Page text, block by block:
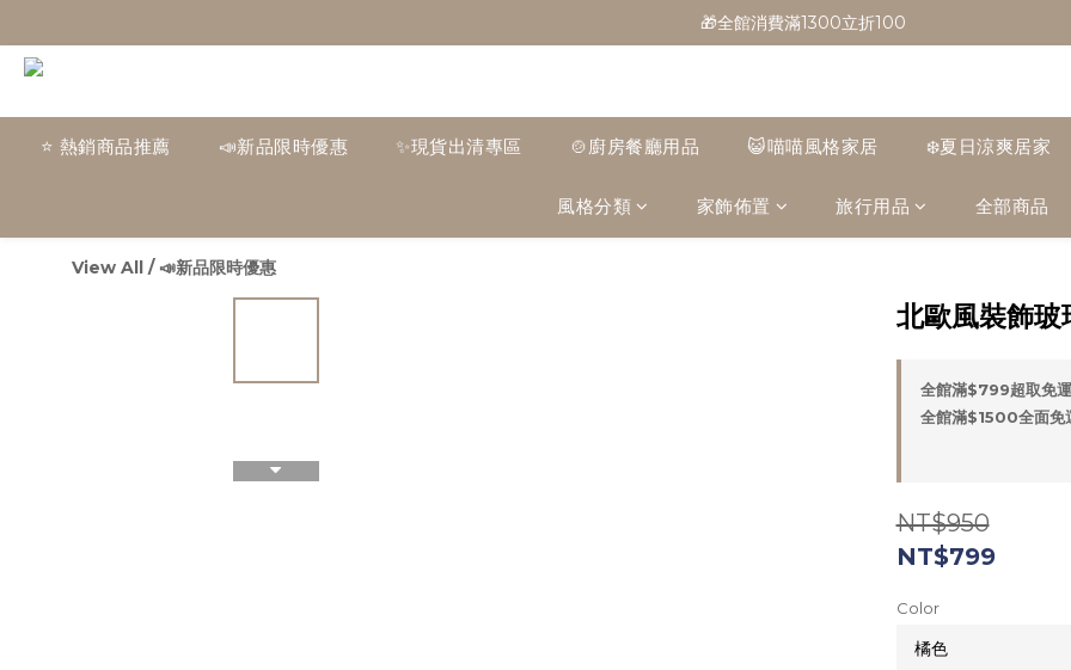
🎁全館消費滿1300立折100
🎁全館消費滿1300立折100
🚛全館滿$799超取免運  $1500宅配免運
🎁全館消費滿1300立折100
⭐ 熱銷商品推薦 📣新品限時優惠 ✨現貨出清專區 🍲廚房餐廳用品 😺喵喵風格家居 ❄️夏日涼爽居家
風格分類 家飾佈置 旅行用品 全部商品
View All / 📣新品限時優惠
北歐風裝飾玻
全館滿$799超取免
全館滿$1500全面
NT$950
NT$799
Color